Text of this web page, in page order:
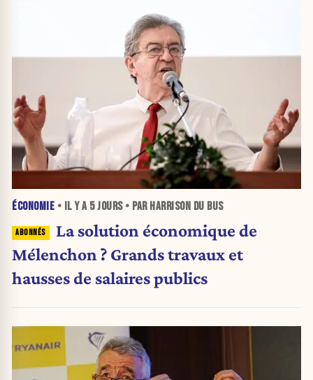
ÉCONOMIE • IL Y A 5 JOURS• PAR HARRISON DU BUS
La solution économique de
Mélenchon ? Grands travaux et
hausses de salaires publics